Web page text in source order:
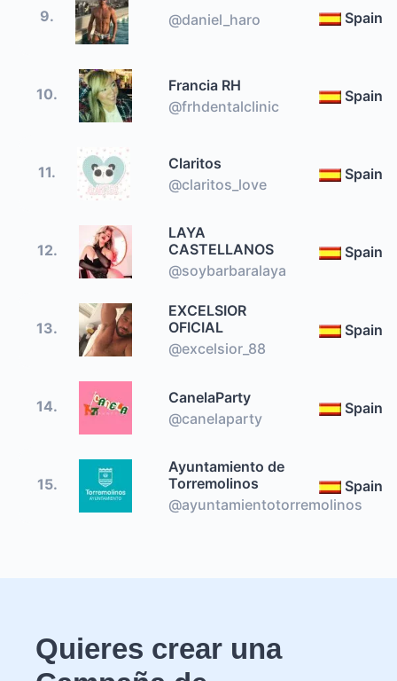
9. @daniel_haro Spain
10.
Francia RH
@frhdentalclinic
Spain
11.
Claritos
@claritos_love
Spain
12.
LAYA
CASTELLANOS
@soybarbaralaya
Spain
13.
EXCELSIOR
OFICIAL
@excelsior_88
Spain
14.
CanelaParty
@canelaparty
Spain
15.
Ayuntamiento de
Torremolinos
@ayuntamientotorremolinos
Spain
Quieres crear una